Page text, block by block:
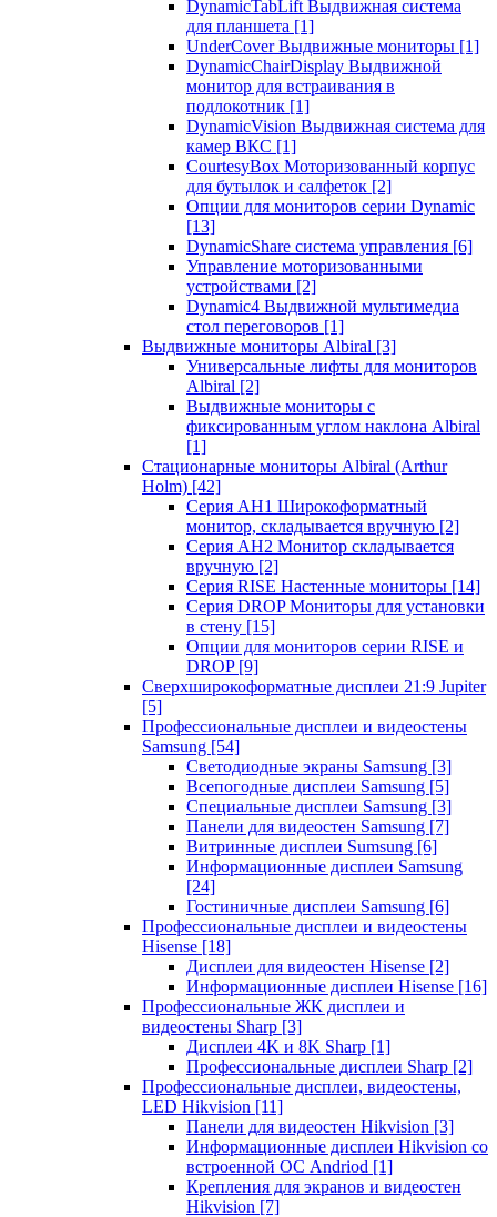
DynamicTabLift Выдвижная система
для планшета [1]
UnderCover Выдвижные мониторы [1]
DynamicChairDisplay Выдвижной
монитор для встраивания в
подлокотник [1]
DynamicVision Выдвижная система для
камер ВКС [1]
CourtesyBox Моторизованный корпус
для бутылок и салфеток [2]
Опции для мониторов серии Dynamic
[13]
DynamicShare система управления [6]
Управление моторизованными
устройствами [2]
Dynamic4 Выдвижной мультимедиа
стол переговоров [1]
Выдвижные мониторы Albiral [3]
Универсальные лифты для мониторов
Albiral [2]
Выдвижные мониторы с
фиксированным углом наклона Albiral
[1]
Стационарные мониторы Albiral (Arthur
Holm) [42]
Серия AH1 Широкоформатный
монитор, складывается вручную [2]
Серия AH2 Монитор складывается
вручную [2]
Серия RISE Настенные мониторы [14]
Серия DROP Мониторы для установки
в стену [15]
Опции для мониторов серии RISE и
DROP [9]
Сверхширокоформатные дисплеи 21:9 Jupiter
[5]
Профессиональные дисплеи и видеостены
Samsung [54]
Светодиодные экраны Samsung [3]
Всепогодные дисплеи Samsung [5]
Специальные дисплеи Samsung [3]
Панели для видеостен Samsung [7]
Витринные дисплеи Sumsung [6]
Информационные дисплеи Samsung
[24]
Гостиничные дисплеи Samsung [6]
Профессиональные дисплеи и видеостены
Hisense [18]
Дисплеи для видеостен Hisense [2]
Информационные дисплеи Hisense [16]
Профессиональные ЖК дисплеи и
видеостены Sharp [3]
Дисплеи 4K и 8K Sharp [1]
Профессиональные дисплеи Sharp [2]
Профессиональные дисплеи, видеостены,
LED Hikvision [11]
Панели для видеостен Hikvision [3]
Информационные дисплеи Hikvision со
встроенной ОС Andriod [1]
Крепления для экранов и видеостен
Hikvision [7]